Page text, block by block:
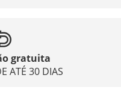
gratuita
ATÉ 30 DIAS